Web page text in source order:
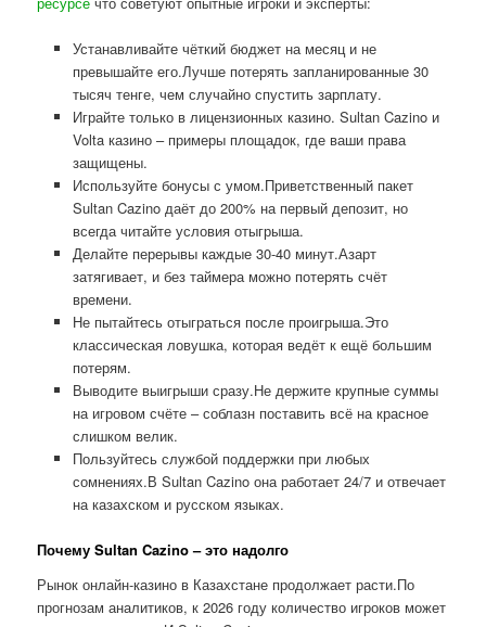
Устанавливайте чёткий бюджет на месяц и не
превышайте его.Лучше потерять запланированные 30
тысяч тенге, чем случайно спустить зарплату.
Играйте только в лицензионных казино. Sultan Cazino и
Volta казино – примеры площадок, где ваши права
защищены.
Используйте бонусы с умом.Приветственный пакет
Sultan Cazino даёт до 200% на первый депозит, но
всегда читайте условия отыгрыша.
Делайте перерывы каждые 30-40 минут.Азарт
затягивает, и без таймера можно потерять счёт
времени.
Не пытайтесь отыграться после проигрыша.Это
классическая ловушка, которая ведёт к ещё большим
потерям.
Выводите выигрыши сразу.Не держите крупные суммы
на игровом счёте – соблазн поставить всё на красное
слишком велик.
Пользуйтесь службой поддержки при любых
сомнениях.В Sultan Cazino она работает 24/7 и отвечает
на казахском и русском языках.
Почему Sultan Cazino – это надолго
Рынок онлайн-казино в Казахстане продолжает расти.По
прогнозам аналитиков, к 2026 году количество игроков может